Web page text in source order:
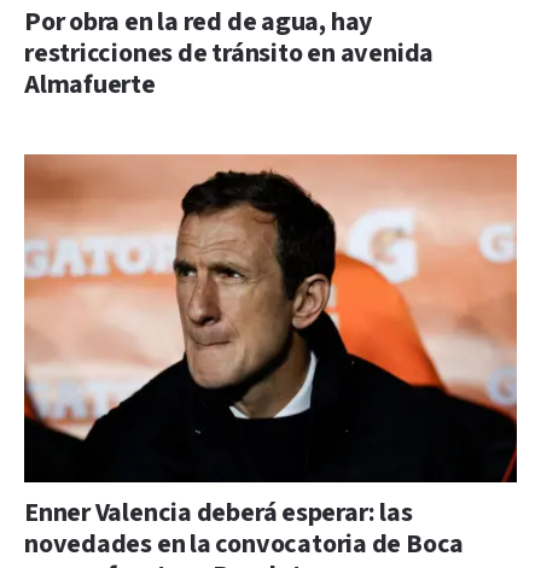
Por obra en la red de agua, hay
restricciones de tránsito en avenida
Almafuerte
Enner Valencia deberá esperar: las
novedades en la convocatoria de Boca